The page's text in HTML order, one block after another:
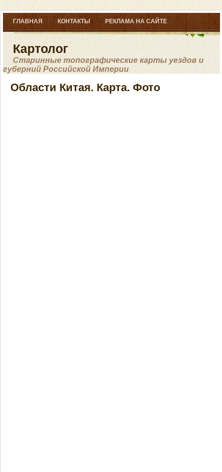
ГЛАВНАЯ КОНТАКТЫ РЕКЛАМА НА САЙТЕ
Картолог
Старинные топографические карты уездов и
губерний Российской Империи
Области Китая. Карта. Фото